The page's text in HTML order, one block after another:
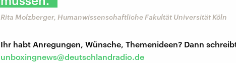
Rita Molzberger, Humanwissenschaftliche Fakultät Universität Köln
Ihr habt Anregungen, Wünsche, Themenideen? Dann
unboxingnews@deutschlandradio.de